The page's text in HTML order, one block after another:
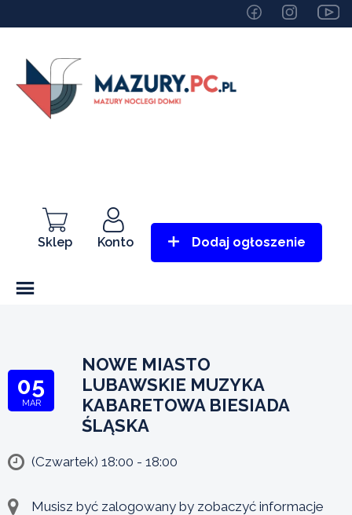
Sklep Konto Dodaj ogłoszenie
05
MAR
NOWE MIASTO
LUBAWSKIE MUZYKA
KABARETOWA BIESIADA
ŚLĄSKA
(Czwartek) 18:00 - 18:00
Musisz być zalogowany by zobaczyć informacje